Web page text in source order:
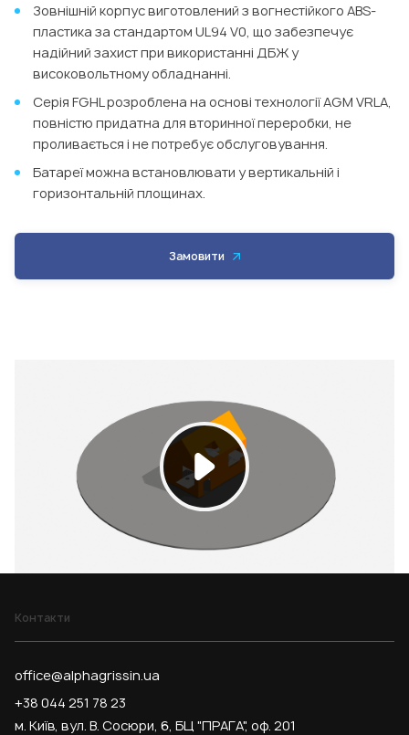
Зовнішній корпус виготовлений з вогнестійкого ABS-
пластика за стандартом UL94 V0, що забезпечує
надійний захист при використанні ДБЖ у
високовольтному обладнанні.
Серія FGHL розроблена на основі технології AGM VRLA,
повністю придатна для вторинної переробки, не
проливається і не потребує обслуговування.
Батареї можна встановлювати у вертикальній і
горизонтальній площинах.
Замовити
Контакти
office@alphagrissin.ua
+38 044 251 78 23
м. Київ, вул. В. Сосюри, 6, БЦ "ПРАГА", оф. 201